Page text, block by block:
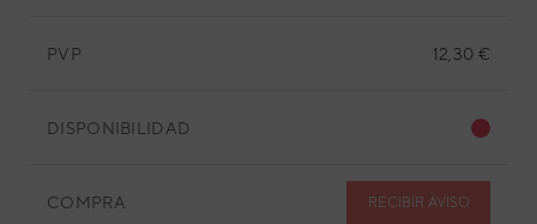
PVP 12,30 €
DISPONIBILIDAD
COMPRA RECIBIR AVISO